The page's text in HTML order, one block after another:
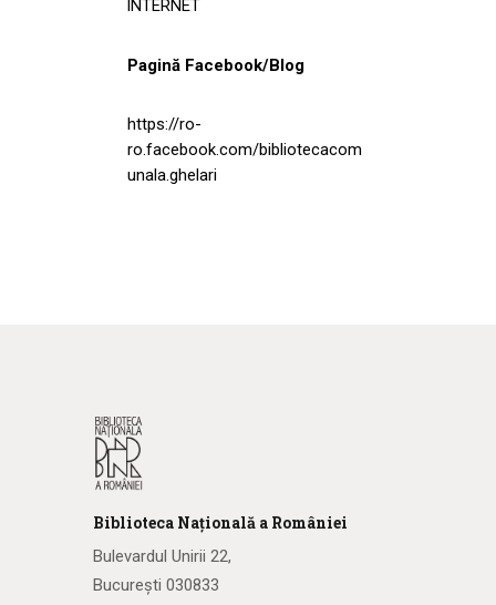
INTERNET
Pagină Facebook/Blog
https://ro-
ro.facebook.com/bibliotecacom
unala.ghelari
Biblioteca Națională a României
Bulevardul Unirii 22,
București 030833